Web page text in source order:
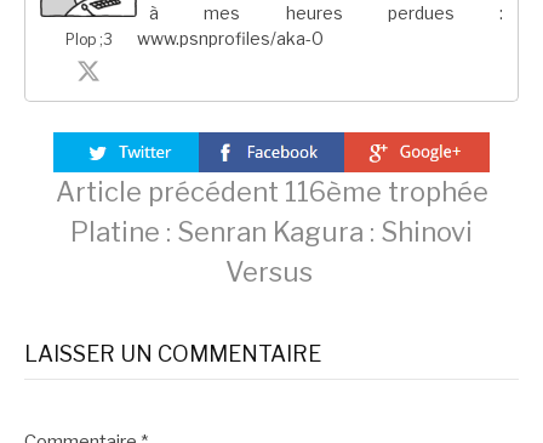
Plop ;3
à mes heures perdues :
www.psnprofiles/aka-0
Lire
suite
Article précédent 116ème trophée
Platine : Senran Kagura : Shinovi
Versus
LAISSER UN COMMENTAIRE